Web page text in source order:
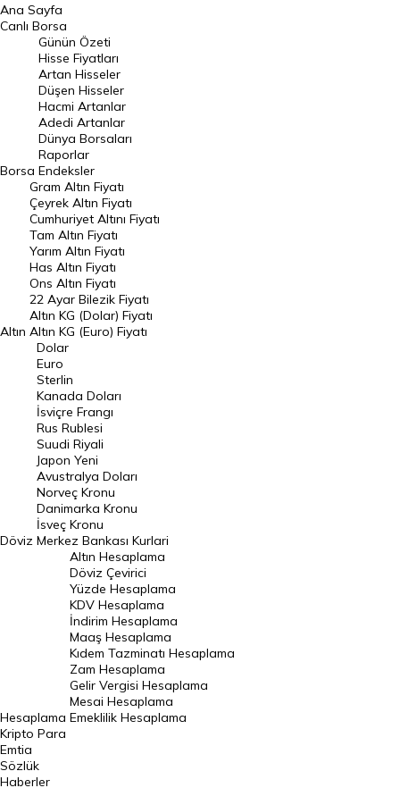
BIST 100 Hisseleri
En Çok Artan Hisseler
En Çok Düşen Hisseler
Hacmi Artanlar
Geçmiş Kapanışlar
Dünya Borsaları
Raporlar
Endeksler
DÖVİZ
Döviz Kuru
Dolar Kuru
Euro Kuru
Pound Kuru
Frank Kuru
Riyal Kuru
Avustralya Doları
Danimarka Kronu Kuru
Kanada Doları Kuru
Norveç Kronu Kuru
İsveç Kronu Kuru
Japon Yeni Kuru
Serbest Piyasa Döviz Kurları
Merkez Bankası Döviz Kurları
Altın Fiyatları
Gram Altın Fiyatı
Çeyrek Altın Fiyatı
Ana Sayfa
Canlı Borsa
Borsa
Günün Özeti
Hisse Fiyatları
Artan Hisseler
Düşen Hisseler
Hacmi Artanlar
Adedi Artanlar
Dünya Borsaları
Raporlar
Endeksler
Altın
Gram Altın Fiyatı
Çeyrek Altın Fiyatı
Cumhuriyet Altını Fiyatı
Tam Altın Fiyatı
Yarım Altın Fiyatı
Has Altın Fiyatı
Ons Altın Fiyatı
22 Ayar Bilezik Fiyatı
Altın KG (Dolar) Fiyatı
Altın KG (Euro) Fiyatı
Döviz
Dolar
Euro
Sterlin
Kanada Doları
İsviçre Frangı
Rus Rublesi
Suudi Riyali
Japon Yeni
Avustralya Doları
Norveç Kronu
Danimarka Kronu
İsveç Kronu
Merkez Bankası Kurlari
Hesaplama
Altın Hesaplama
Döviz Çevirici
Yüzde Hesaplama
KDV Hesaplama
İndirim Hesaplama
Maaş Hesaplama
Kıdem Tazminatı Hesaplama
Zam Hesaplama
Gelir Vergisi Hesaplama
Mesai Hesaplama
Emeklilik Hesaplama
Kripto Para
Emtia
Sözlük
Haberler